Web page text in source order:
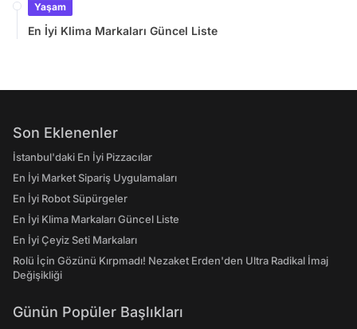
Yaşam
En İyi Klima Markaları Güncel Liste
Son Eklenenler
İstanbul'daki En İyi Pizzacılar
En İyi Market Sipariş Uygulamaları
En İyi Robot Süpürgeler
En İyi Klima Markaları Güncel Liste
En İyi Çeyiz Seti Markaları
Rolü İçin Gözünü Kırpmadı! Nezaket Erden'den Ultra Radikal İmaj
Değişikliği
Günün Popüler Başlıkları